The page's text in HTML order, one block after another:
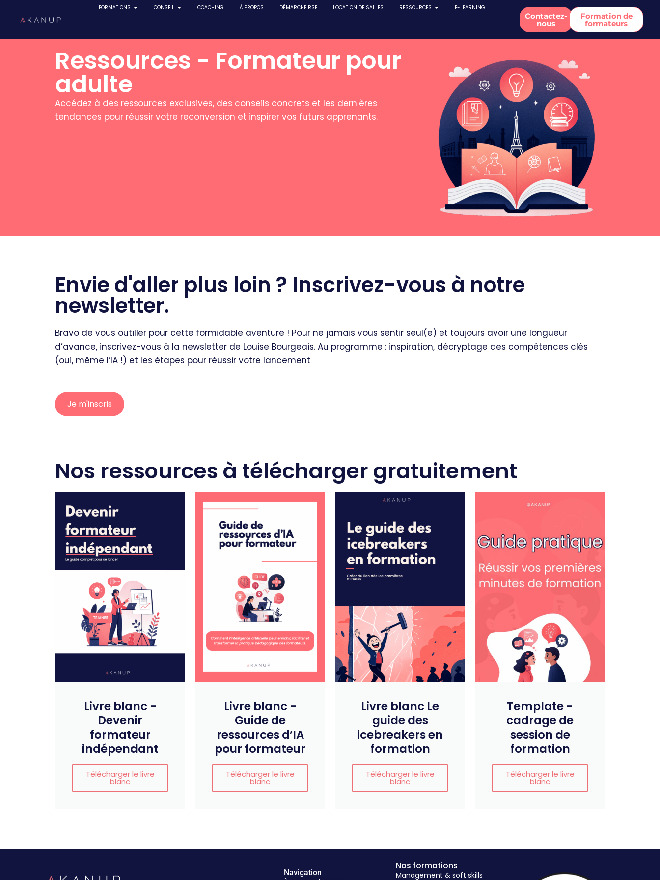
au
FORMATIONS CONSEIL COACHING À PROPOS DÉMARCHE RSE LOCATION DE SALLES RESSOURCES E-LEARNING
Contactez-
nous
Formation de
formateurs
Ressources - Formateur pour
adulte
Accédez à des ressources exclusives, des conseils concrets et les dernières
tendances pour réussir votre reconversion et inspirer vos futurs apprenants.
Envie d'aller plus loin ? Inscrivez-vous à notre
newsletter.
Bravo de vous outiller pour cette formidable aventure ! Pour ne jamais vous sentir seul(e) et toujours avoir une longueur
d’avance, inscrivez-vous à la newsletter de Louise Bourgeais. Au programme : inspiration, décryptage des compétences clés
(oui, même l’IA !) et les étapes pour réussir votre lancement
Je m'inscris
Nos ressources à télécharger gratuitement
Livre blanc -
Devenir
formateur
indépendant
Télécharger le livre
blanc
Livre blanc -
Guide de
ressources d’IA
pour formateur
Télécharger le livre
blanc
Livre blanc Le
guide des
icebreakers en
formation
Télécharger le livre
blanc
Template -
cadrage de
session de
formation
Télécharger le livre
blanc
Navigation
Nos formations
Management & soft skills